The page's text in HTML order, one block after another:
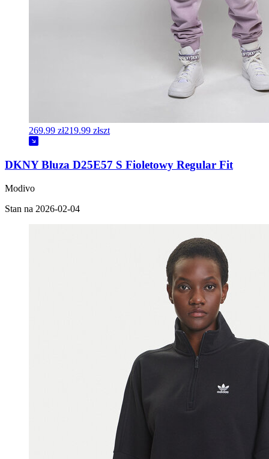
269.99 zł219.99 złszt
DKNY Bluza D25E57 S Fioletowy Regular Fit
Modivo
Stan na 2026-02-04